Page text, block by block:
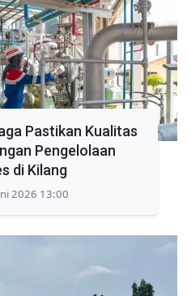
Pastikan Kualitas
Pengelolaan
di Kilang
2026 13:00